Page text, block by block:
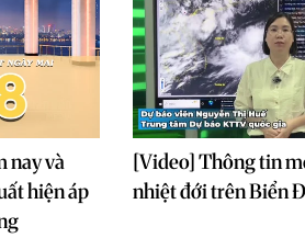
nay và
hiện áp
[Video] Thông tin
nhiệt đới trên Biển